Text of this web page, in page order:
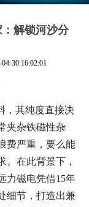
解锁河沙分
04-30 16:02:01
，其纯度直接决
夹杂铁磁性杂
费严重，要么能
。在此背景下，
力磁电凭借15年
细节，打造出兼